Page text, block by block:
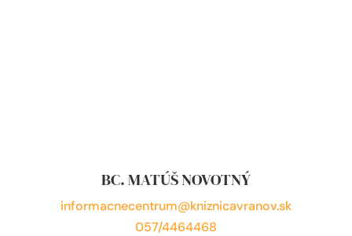
BC. MATÚŠ NOVOTNÝ
informacnecentrum@kniznicavranov.sk
057/4464468